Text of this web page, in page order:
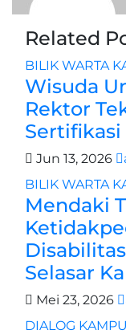
Related
BILIK WARTA
Wisuda
Rektor
Sertifikasi
Jun 13, 2026
BILIK WARTA
Mendaki
Selasar
Mei 23, 2026
DIALOG